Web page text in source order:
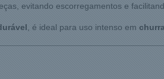
evitando escorregamentos e
, é ideal para uso intenso em